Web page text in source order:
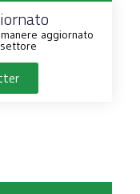
aggiornato